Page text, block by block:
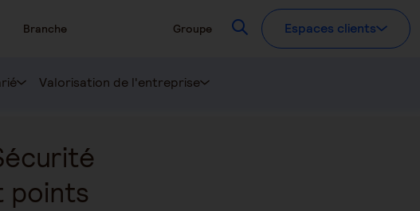
Branche Groupe RecherchezEspaces clients
Valorisation de l'entreprise
points